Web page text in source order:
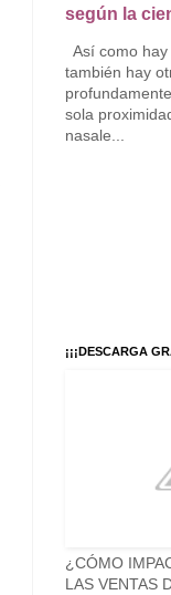
según la
Así como hay
también hay
sola
nasale...
¡¡¡DESCARGA
¿CÓMO
LAS VENTAS